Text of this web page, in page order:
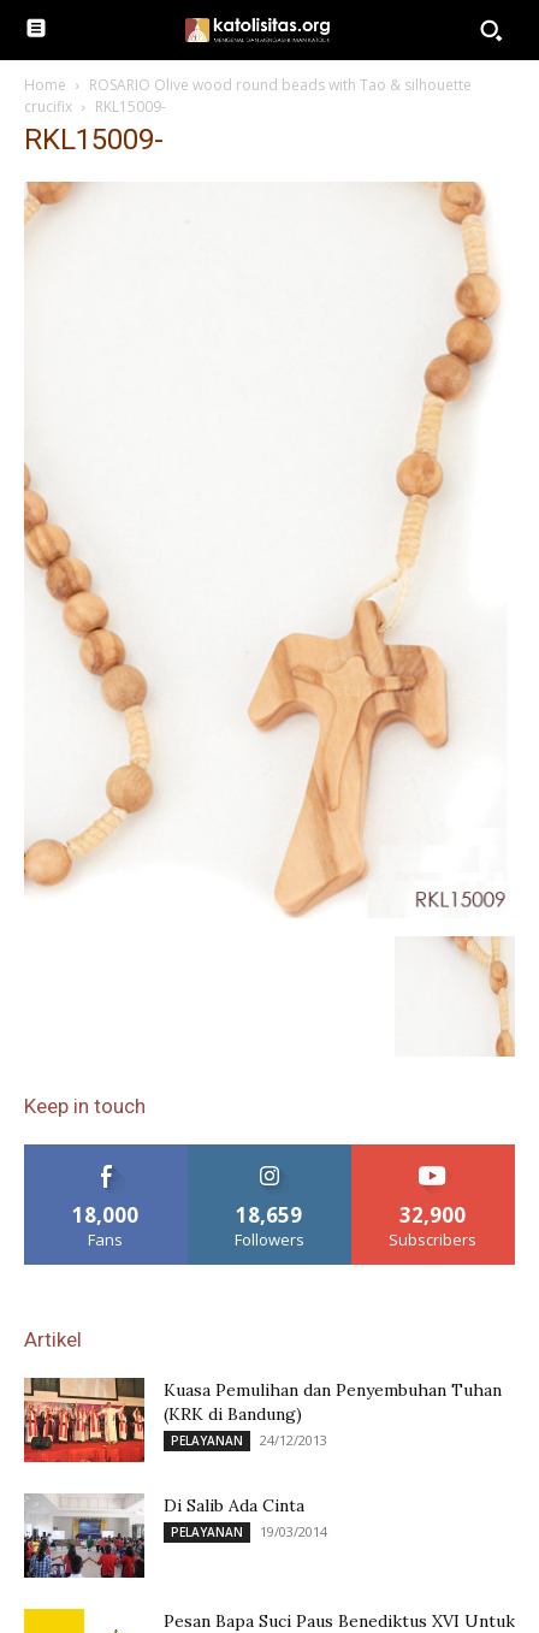
Home
ROSARIO Olive wood round beads with Tao & silhouette
crucifix
RKL15009-
RKL15009-
Keep in touch
18,000
Fans
18,659
Followers
32,900
Subscribers
Artikel
Kuasa Pemulihan dan Penyembuhan Tuhan
(KRK di Bandung)
PELAYANAN 24/12/2013
Di Salib Ada Cinta
PELAYANAN 19/03/2014
Pesan Bapa Suci Paus Benediktus XVI Untuk